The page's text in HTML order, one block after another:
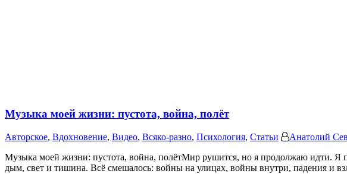
Музыка моей жизни: пустота, война, полёт
Авторское, Вдохновение, Видео, Всяко-разно, Психология, Статьи Анатолий
Музыка моей жизни: пустота, война, полётМир рушится, но я продолжаю идти.
дым, свет и тишина. Всё смешалось: войны на улицах, войны внутри, падения и